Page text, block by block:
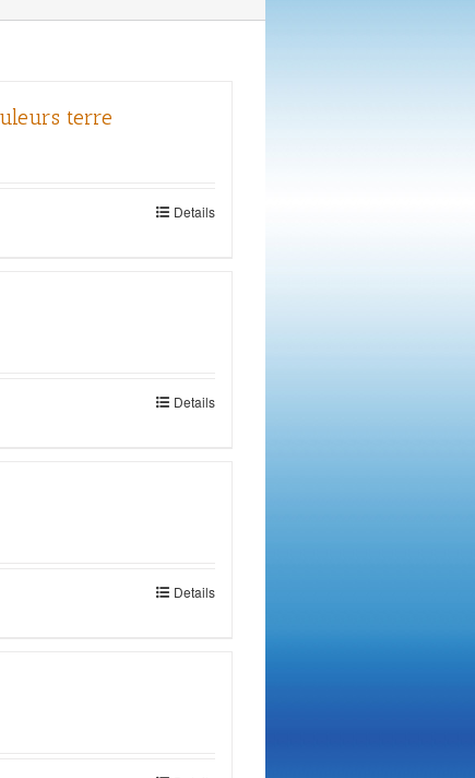
terre
Details
Details
Details